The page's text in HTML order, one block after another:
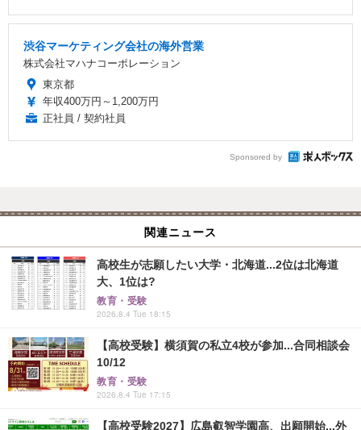
渋谷マーケティング会社の海外営業
株式会社マハナコーポレーション
東京都
年収400万円～1,200万円
正社員 / 契約社員
Sponsored by
関連ニュース
高校生が志願したい大学・北海道...2位は北海道
大、1位は?
教育・受験
2026.8.4 Tue 18:15
【高校受験】横須賀の私立4校が参加...合同相談会
10/12
教育・受験
2026.8.4 Tue 17:15
【高校受験2027】広島叡智学園高、出願開始...外